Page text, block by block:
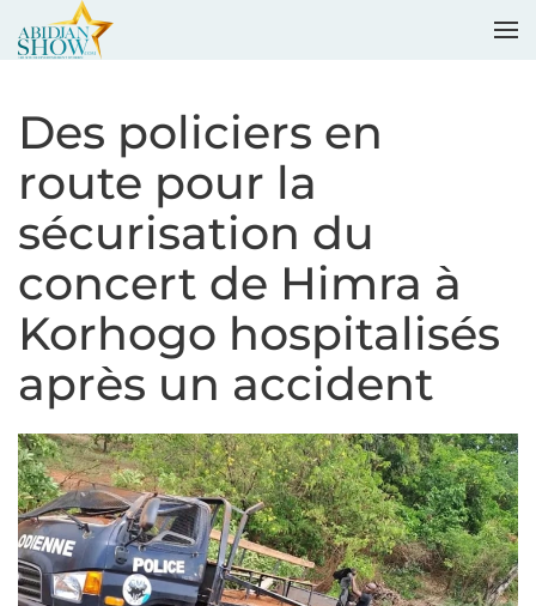
Des policiers en
route pour la
sécurisation du
concert de Himra à
Korhogo hospitalisés
après un accident